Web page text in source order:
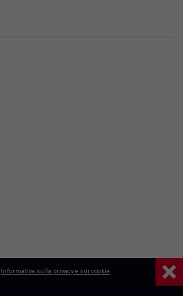
Informativa sulla privacy e sui cookie .